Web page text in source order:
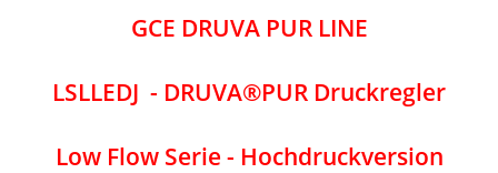
GCE DRUVA PUR LINE
LSLLEDJ - DRUVA®PUR Druckregler
Low Flow Serie - Hochdruckversion